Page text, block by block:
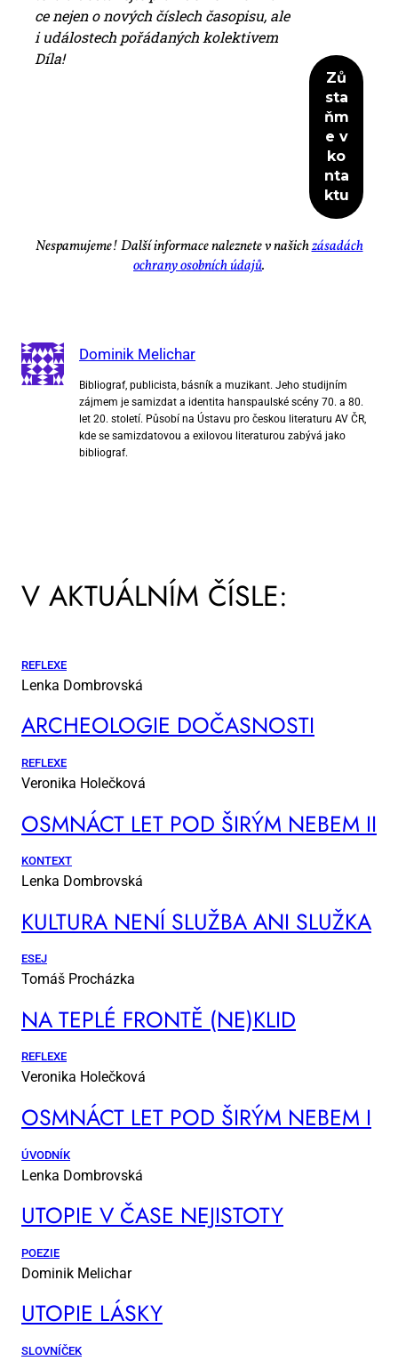
ce nejen o no­vých čís­lech ča­so­pi­su, ale
i udá­los­tech po­řá­da­ných ko­lek­ti­vem
Dí­la!
Ne­spa­mu­je­me! Dal­ší in­for­ma­ce na­lez­ne­te v na­šichzá­sa­dách
ochra­ny osob­ních úda­jů.
Dominik Melichar
Bibliograf, publicista, básník a muzikant. Jeho studijním
zájmem je samizdat a identita hanspaulské scény 70. a 80.
let 20. století. Působí na Ústavu pro českou literaturu AV ČR,
kde se samizdatovou a exilovou literaturou zabývá jako
bibliograf.
V AKTUÁLNÍM ČÍSLE:
REFLEXE
Lenka Dombrovská
AR­CHE­O­LO­GIE DO­ČAS­NOS­TI
REFLEXE
Veronika Holečková
OSM­NÁCT LET POD ŠI­RÝM NE­BEM II
KONTEXT
Lenka Dombrovská
KUL­TU­RA NE­NÍ SLUŽ­BA ANI SLUŽ­KA
ESEJ
Tomáš Procházka
NA TEP­LÉ FRON­TĚ (NE)KLID
REFLEXE
Veronika Holečková
OSM­NÁCT LET POD ŠI­RÝM NE­BEM I
ÚVODNÍK
Lenka Dombrovská
UTO­PIE V ČA­SE NE­JIS­TO­TY
POEZIE
Dominik Melichar
UTO­PIE LÁS­KY
SLOVNÍČEK